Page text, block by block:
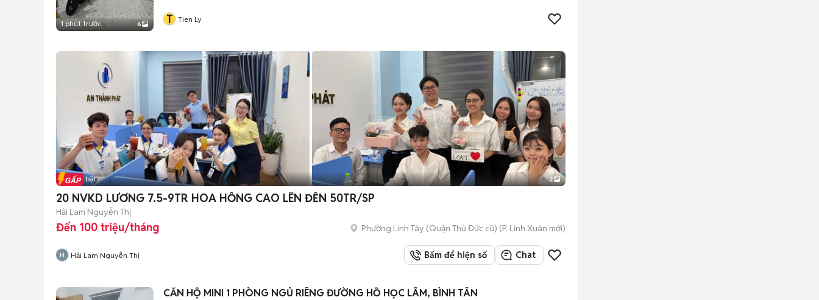
1 phút trước 6 T Tien Ly
Tin nổi bật 2
20 NVKD LƯƠNG 7.5-9TR HOA HỒNG CAO LÊN ĐẾN 50TR/SP
Hải Lam Nguyễn Thị
Đến 100 triệu/tháng Phường Linh Tây (Quận Thủ Đức cũ) (P. Linh Xuân mới)
Hải Lam Nguyễn Thị Bấm để hiện số Chat
CĂN HỘ MINI 1 PHÒNG NGỦ RIÊNG ĐƯỜNG HỒ HỌC LÃM, BÌNH TÂN